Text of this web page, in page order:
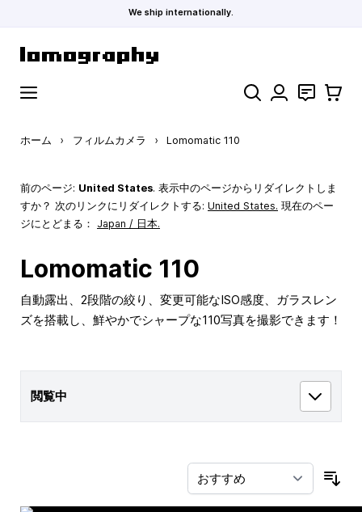
We ship internationally.
検索 お問い合わ
カート
ホーム › フィルムカメラ › Lomomatic 110
前のページ: United States. 表示中のページからリダイレクトしま
すか？ 次のリンクにリダイレクトする: United States. 現在のペー
ジにとどまる： Japan / 日本.
Lomomatic 110
自動露出、2段階の絞り、変更可能なISO感度、ガラスレン
ズを搭載し、鮮やかでシャープな110写真を撮影できます！
閲覧中